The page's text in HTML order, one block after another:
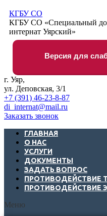
КГБУ СО
КГБУ СО «Специальный
интернат Уярский»
Версия для
г. Уяр,
ул. Деповская, 3/1
+7 (391) 46-23-8-87
di_internat@mail.ru
Заказать звонок
ГЛАВНАЯ
О НАС
УСЛУГИ
ДОКУМЕНТЫ
ЗАДАТЬ ВОПРОС
ПРОТИВОДЕЙСТВИЕ
ПРОТИВОДЕЙСТВИЕ
Меню